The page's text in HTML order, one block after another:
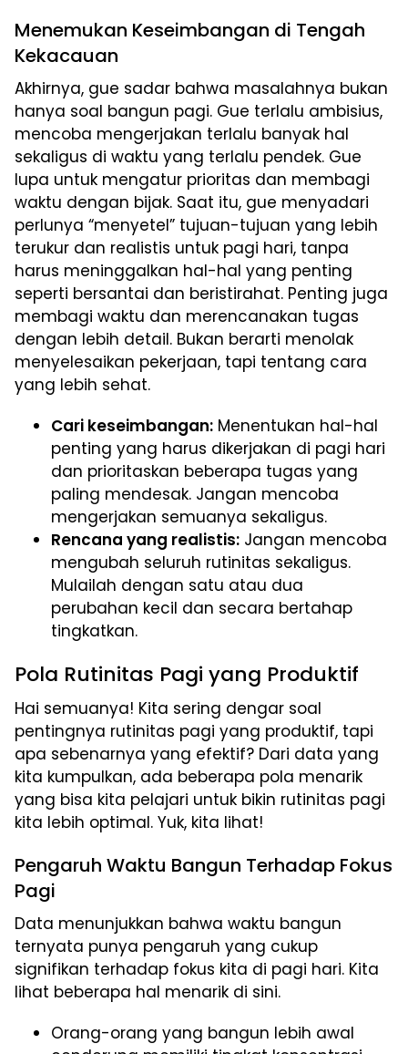
Menemukan Keseimbangan di Tengah
Kekacauan
Akhirnya, gue sadar bahwa masalahnya bukan
hanya soal bangun pagi. Gue terlalu ambisius,
mencoba mengerjakan terlalu banyak hal
sekaligus di waktu yang terlalu pendek. Gue
lupa untuk mengatur prioritas dan membagi
waktu dengan bijak. Saat itu, gue menyadari
perlunya “menyetel” tujuan-tujuan yang lebih
terukur dan realistis untuk pagi hari, tanpa
harus meninggalkan hal-hal yang penting
seperti bersantai dan beristirahat. Penting juga
membagi waktu dan merencanakan tugas
dengan lebih detail. Bukan berarti menolak
menyelesaikan pekerjaan, tapi tentang cara
yang lebih sehat.
Cari keseimbangan: Menentukan hal-hal
penting yang harus dikerjakan di pagi hari
dan prioritaskan beberapa tugas yang
paling mendesak. Jangan mencoba
mengerjakan semuanya sekaligus.
Rencana yang realistis: Jangan mencoba
mengubah seluruh rutinitas sekaligus.
Mulailah dengan satu atau dua
perubahan kecil dan secara bertahap
tingkatkan.
Pola Rutinitas Pagi yang Produktif
Hai semuanya! Kita sering dengar soal
pentingnya rutinitas pagi yang produktif, tapi
apa sebenarnya yang efektif? Dari data yang
kita kumpulkan, ada beberapa pola menarik
yang bisa kita pelajari untuk bikin rutinitas pagi
kita lebih optimal. Yuk, kita lihat!
Pengaruh Waktu Bangun Terhadap Fokus
Pagi
Data menunjukkan bahwa waktu bangun
ternyata punya pengaruh yang cukup
signifikan terhadap fokus kita di pagi hari. Kita
lihat beberapa hal menarik di sini.
Orang-orang yang bangun lebih awal